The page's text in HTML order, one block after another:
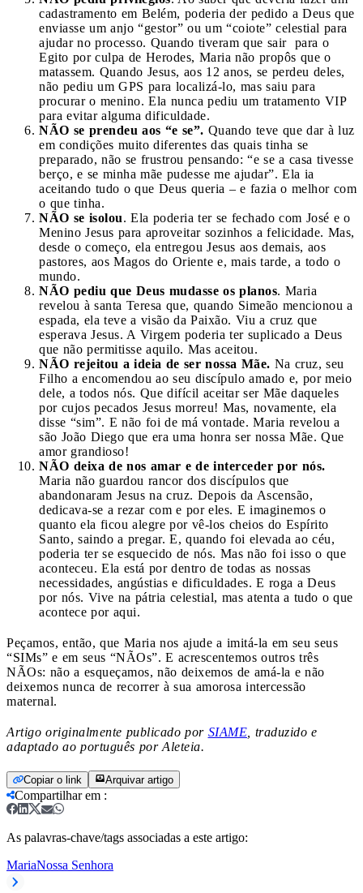
cadastramento em Belém, poderia der pedido a Deus que
enviasse um anjo “gestor” ou um “coiote” celestial para
ajudar no processo. Quando tiveram que sair para o
Egito por culpa de Herodes, Maria não propôs que o
matassem. Quando Jesus, aos 12 anos, se perdeu deles,
não pediu um GPS para localizá-lo, mas saiu para
procurar o menino. Ela nunca pediu um tratamento VIP
para evitar alguma dificuldade.
NÃO se prendeu aos “e se”. Quando teve que dar à luz
em condições muito diferentes das quais tinha se
preparado, não se frustrou pensando: “e se a casa tivesse
berço, e se minha mãe pudesse me ajudar”. Ela ia
aceitando tudo o que Deus queria – e fazia o melhor com
o que tinha.
NÃO se isolou. Ela poderia ter se fechado com José e o
Menino Jesus para aproveitar sozinhos a felicidade. Mas,
desde o começo, ela entregou Jesus aos demais, aos
pastores, aos Magos do Oriente e, mais tarde, a todo o
mundo.
NÃO pediu que Deus mudasse os planos. Maria
revelou à santa Teresa que, quando Simeão mencionou a
espada, ela teve a visão da Paixão. Viu a cruz que
esperava Jesus. A Virgem poderia ter suplicado a Deus
que não permitisse aquilo. Mas aceitou.
NÃO rejeitou a ideia de ser nossa Mãe. Na cruz, seu
Filho a encomendou ao seu discípulo amado e, por meio
dele, a todos nós. Que difícil aceitar ser Mãe daqueles
por cujos pecados Jesus morreu! Mas, novamente, ela
disse “sim”. E não foi de má vontade. Maria revelou a
são João Diego que era uma honra ser nossa Mãe. Que
amor grandioso!
NÃO deixa de nos amar e de interceder por nós.
Maria não guardou rancor dos discípulos que
abandonaram Jesus na cruz. Depois da Ascensão,
dedicava-se a rezar com e por eles. E imaginemos o
quanto ela ficou alegre por vê-los cheios do Espírito
Santo, saindo a pregar. E, quando foi elevada ao céu,
poderia ter se esquecido de nós. Mas não foi isso o que
aconteceu. Ela está por dentro de todas as nossas
necessidades, angústias e dificuldades. E roga a Deus
por nós. Vive na pátria celestial, mas atenta a tudo o que
acontece por aqui.
Peçamos, então, que Maria nos ajude a imitá-la em seu seus
“SIMs” e em seus “NÃOs”. E acrescentemos outros três
NÃOs: não a esqueçamos, não deixemos de amá-la e não
deixemos nunca de recorrer à sua amorosa intercessão
maternal.
Artigo originalmente publicado por SIAME , traduzido e
adaptado ao português por Aleteia.
Copiar o link Arquivar artigo
Compartilhar em :
As palavras-chave/tags associadas a este artigo:
MariaNossa Senhora